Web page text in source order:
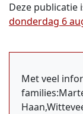
Deze publicatie
donderdag 6
Met veel